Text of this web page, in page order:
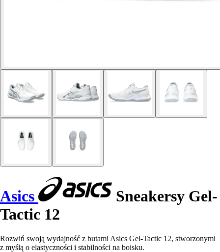
Asics
Sneakersy Gel-
Tactic 12
Rozwiń swoją wydajność z butami Asics Gel-Tactic 12, stworzonymi
z myślą o elastyczności i stabilności na boisku.